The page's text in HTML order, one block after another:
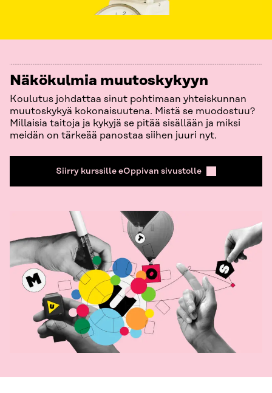
Näkökulmia muutoskykyyn
Koulutus johdattaa sinut pohtimaan yhteiskunnan
muutoskykyä kokonaisuutena. Mistä se muodostuu?
Millaisia taitoja ja kykyjä se pitää sisällään ja miksi
meidän on tärkeää panostaa siihen juuri nyt.
Siirry kurssille eOppivan sivustolle